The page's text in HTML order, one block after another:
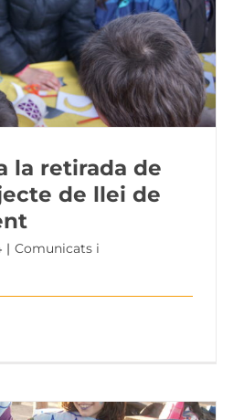
la retirada de
de llei de
| Comunicats i